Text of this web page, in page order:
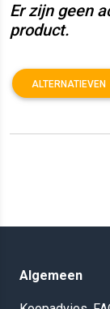
Er zijn geen
product.
ALTERNATIEVEN
Algemeen